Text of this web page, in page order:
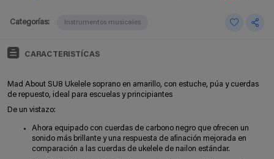
Categorías: Instrumentos musicales
CARACTERISTÍCAS
Mad About SU8 Ukelele soprano en amarillo, con estuche, púa y cuerdas
de repuesto, ideal para escuelas y principiantes
De un vistazo:
Ahora equipado con cuerdas de carbono negro que ofrecen un
sonido más brillante y una respuesta de afinación mejorada en
comparación a las cuerdas de ukelele de nailon estándar.